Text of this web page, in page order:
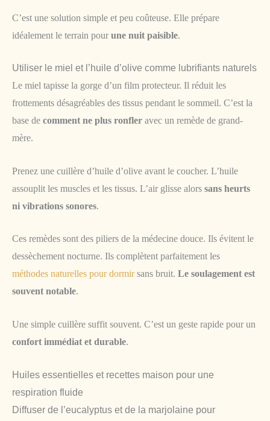
C’est une solution simple et peu coûteuse. Elle prépare
idéalement le terrain pour une nuit paisible.
Utiliser le miel et l’huile d’olive comme lubrifiants naturels
Le miel tapisse la gorge d’un film protecteur. Il réduit les
frottements désagréables des tissus pendant le sommeil. C’est la
base de comment ne plus ronfler avec un remède de grand-
mère.
Prenez une cuillère d’huile d’olive avant le coucher. L’huile
assouplit les muscles et les tissus. L’air glisse alors sans heurts
ni vibrations sonores.
Ces remèdes sont des piliers de la médecine douce. Ils évitent le
dessèchement nocturne. Ils complètent parfaitement les
méthodes naturelles pour dormirsans bruit. Le soulagement est
souvent notable.
Une simple cuillère suffit souvent. C’est un geste rapide pour un
confort immédiat et durable.
Huiles essentielles et recettes maison pour une
respiration fluide
Diffuser de l’eucalyptus et de la marjolaine pour